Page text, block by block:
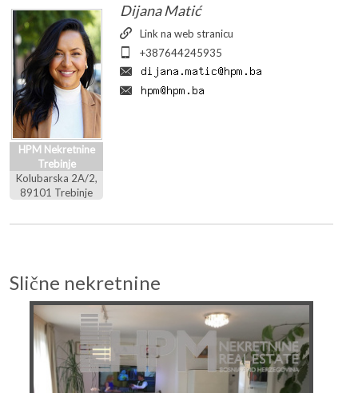
HPM Nekretnine
Trebinje
Kolubarska 2A/2,
89101 Trebinje
Dijana Matić
Link na web stranicu
+387644245935
Slične nekretnine